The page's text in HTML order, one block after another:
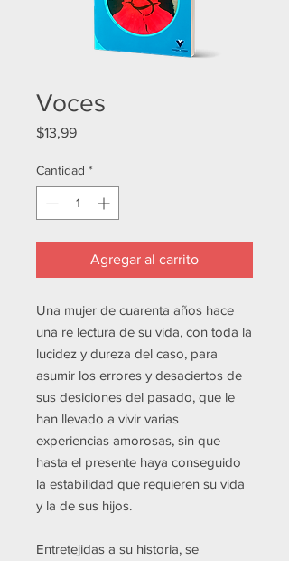
Voces
$13,99Precio
Cantidad *
Agregar al carrito
Una mujer de cuarenta años hace
una re lectura de su vida, con toda la
lucidez y dureza del caso, para
asumir los errores y desaciertos de
sus desiciones del pasado, que le
han llevado a vivir varias
experiencias amorosas, sin que
hasta el presente haya conseguido
la estabilidad que requieren su vida
y la de sus hijos. ​
Entretejidas a su historia, se